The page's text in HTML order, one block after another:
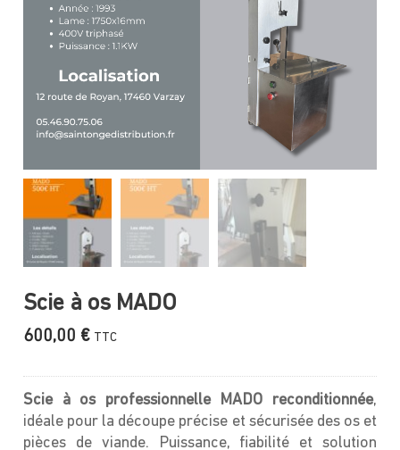
Scie à os MADO
600,00 € TTC
Scie à os professionnelle MADO reconditionnée,
idéale pour la découpe précise et sécurisée des os et
pièces de viande. Puissance, fiabilité et solution